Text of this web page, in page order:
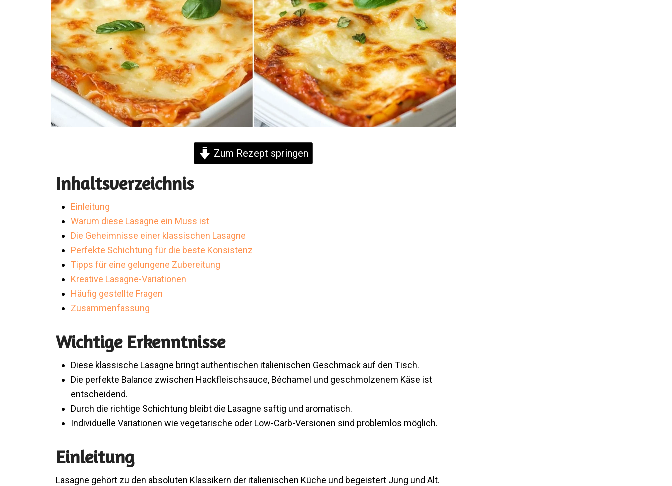
Zum Rezept springen
Inhaltsverzeichnis
Einleitung
Warum diese Lasagne ein Muss ist
Die Geheimnisse einer klassischen Lasagne
Perfekte Schichtung für die beste Konsistenz
Tipps für eine gelungene Zubereitung
Kreative Lasagne-Variationen
Häufig gestellte Fragen
Zusammenfassung
Wichtige Erkenntnisse
Diese klassische Lasagne bringt authentischen italienischen Geschmack auf den Tisch.
Die perfekte Balance zwischen Hackfleischsauce, Béchamel und geschmolzenem Käse ist
entscheidend.
Durch die richtige Schichtung bleibt die Lasagne saftig und aromatisch.
Individuelle Variationen wie vegetarische oder Low-Carb-Versionen sind problemlos möglich.
Einleitung
Lasagne gehört zu den absoluten Klassikern der italienischen Küche und begeistert Jung und Alt.